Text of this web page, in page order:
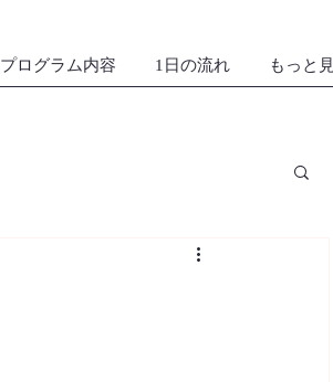
プログラム内容 1日の流れ もっと